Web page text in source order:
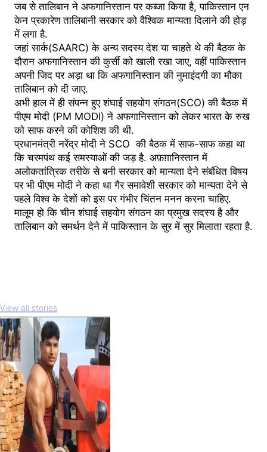
जब से तालिबान ने अफगानिस्तान पर कब्जा किया है, पाकिस्तान एन
केन प्रकारेण तालिबानी सरकार को वैश्विक मान्यता दिलाने की होड़
में लगा है.
जहां सार्क(SAARC) के अन्य सदस्य देश या चाहते थे की बैठक के
दौरान अफगानिस्तान की कुर्सी को खाली रखा जाए, वहीं पाकिस्तान
अपनी जिद पर अड़ा था कि अफगानिस्तान की नुमाइंदगी का मौका
तालिबान को दी जाए.
अभी हाल में ही संपन्न हुए शंघाई सहयोग संगठन(SCO) की बैठक में
पीएम मोदी (PM MODI) ने अफगानिस्तान को लेकर भारत के रुख
को साफ करने की कोशिश की थी.
प्रधानमंत्री नरेंद्र मोदी ने SCO की बैठक में साफ-साफ कहा था
कि चरमपंथ कई समस्याओं की जड़ है. अफ़ग़ानिस्तान में
अलोकतांत्रिक तरीके से बनी सरकार को मान्यता देने संबंधित विषय
पर भी पीएम मोदी ने कहा था गैर समावेशी सरकार को मान्यता देने से
पहले विश्व के देशों को इस पर गंभीर चिंतन मनन करना चाहिए.
मालूम हो कि चीन शंघाई सहयोग संगठन का प्रमुख सदस्य है और
तालिबान को समर्थन देने में पाकिस्तान के सुर में सुर मिलाता रहता है.
View all stories